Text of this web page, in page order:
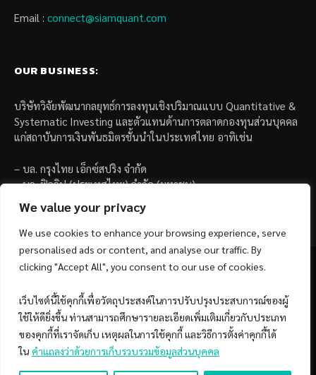
We value your privacy
We use cookies to enhance your browsing experience, serve
personalised ads or content, and analyse our traffic. By
clicking "Accept All", you consent to our use of cookies.
เว็บไซต์นี้ใช้คุกกี้เพื่อวัตถุประสงค์ในการปรับปรุงประสบการณ์ของผู้
ใช้ให้ดียิ่งขึ้น ท่านสามารถศึกษารายละเอียดเพิ่มเติมเกี่ยวกับประเภท
ของคุกกี้ที่เราจัดเก็บ เหตุผลในการใช้คุกกี้ และวิธีการตั้งค่าคุกกี้ได้
ใน คำแถลงว่าด้วยการเก็บรวบรวมข้อมูลส่วนบุคคล
Email : connect@siamquant.com
OUR BUSINESS:
บริษัทวิจัยพัฒนากลยุทธ์การลงทุนเชิงปริมาณแบบ Quantitative &
Systematic Investing และตัวแทนด้านการตลาดกองทุนส่วนบุคคล
แก่สถาบันการเงินพันธมิตรชั้นนำในประเทศไทย อาทิเช่น
– บล. กรุงไทย เอ็กซ์สปริง จำกัด
– บล. ฟิลลิป (ประเทศไทย) จำกัด (มหาชน)
FacebookYouTube
© 2026 Copyright by SiamQuant.